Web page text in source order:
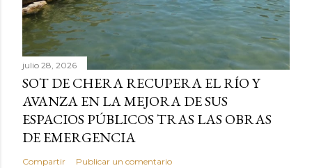
julio 28, 2026
SOT DE CHERA RECUPERA EL RÍO Y
AVANZA EN LA MEJORA DE SUS
ESPACIOS PÚBLICOS TRAS LAS OBRAS
DE EMERGENCIA
Compartir Publicar un comentario